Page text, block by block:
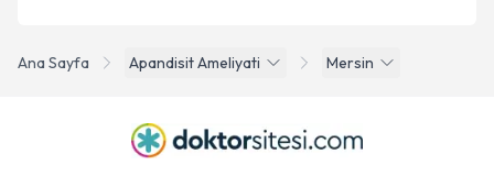
Ana Sayfa Apandisit Ameliyati Mersin